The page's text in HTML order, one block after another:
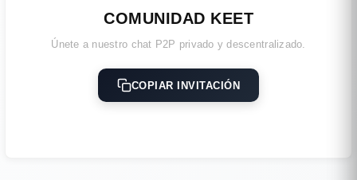
COMUNIDAD KEET
Únete a nuestro chat P2P privado y descentralizado.
COPIAR INVITACIÓN